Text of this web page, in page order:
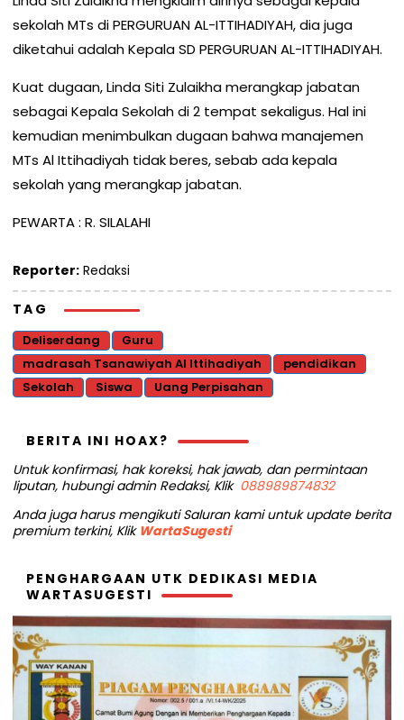
sekolah MTs di PERGURUAN AL-ITTIHADIYAH, dia juga
diketahui adalah Kepala SD PERGURUAN AL-ITTIHADIYAH.
Kuat dugaan, Linda Siti Zulaikha merangkap jabatan
sebagai Kepala Sekolah di 2 tempat sekaligus. Hal ini
kemudian menimbulkan dugaan bahwa manajemen
MTs Al Ittihadiyah tidak beres, sebab ada kepala
sekolah yang merangkap jabatan.
PEWARTA : R. SILALAHI
Reporter: Redaksi
TAG
Deliserdang
Guru
madrasah Tsanawiyah Al Ittihadiyah
pendidikan
Sekolah
Siswa Uang Perpisahan
BERITA INI HOAX?
Untuk konfirmasi, hak koreksi, hak jawab, dan permintaan
liputan, hubungi admin Redaksi, Klik 088989874832
Anda juga harus mengikuti Saluran kami untuk update berita
premium terkini, Klik WartaSugesti
PENGHARGAAN UTK DEDIKASI MEDIA
WARTASUGESTI